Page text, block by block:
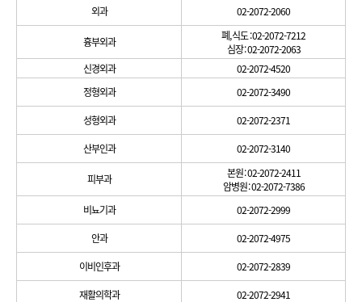
외과 02-2072-2060
흉부외과
폐, 식도 : 02-2072-7212
심장 : 02-2072-2063
신경외과
02-2072-4520
정형외과
02-2072-3490
성형외과 02-2072-2371
산부인과 02-2072-3140
피부과
본원 : 02-2072-2411
암병원 : 02-2072-7386
비뇨기과
02-2072-2999
안과 02-2072-4975
이비인후과 02-2072-2839
재활의학과 02-2072-2941